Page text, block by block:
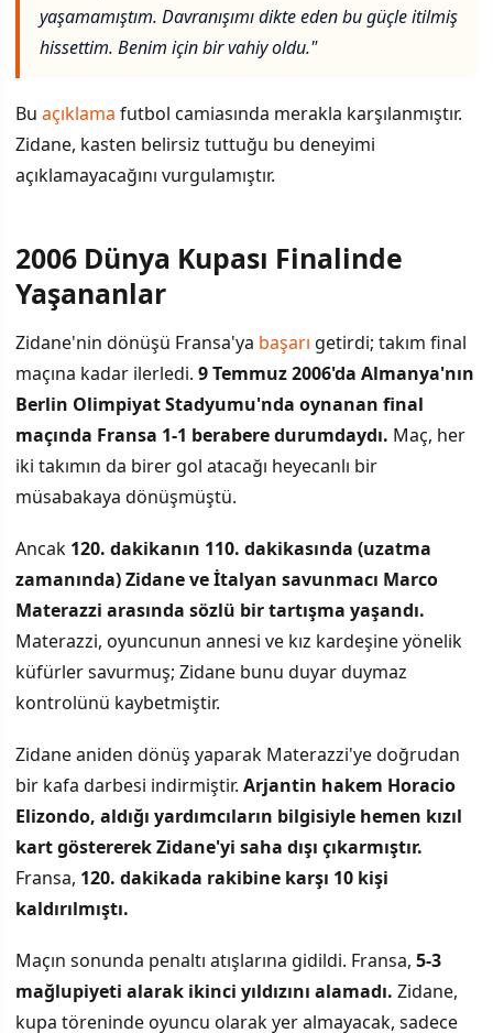
yaşamamıştım. Davranışımı dikte eden bu güçle itilmiş
hissettim. Benim için bir vahiy oldu."
Bu açıklama futbol camiasında merakla karşılanmıştır.
Zidane, kasten belirsiz tuttuğu bu deneyimi
açıklamayacağını vurgulamıştır.
2006 Dünya Kupası Finalinde
Yaşananlar
Zidane'nin dönüşü Fransa'ya başarı getirdi; takım final
maçına kadar ilerledi. 9 Temmuz 2006'da Almanya'nın
Berlin Olimpiyat Stadyumu'nda oynanan final
maçında Fransa 1-1 berabere durumdaydı. Maç, her
iki takımın da birer gol atacağı heyecanlı bir
müsabakaya dönüşmüştü.
Ancak 120. dakikanın 110. dakikasında (uzatma
zamanında) Zidane ve İtalyan savunmacı Marco
Materazzi arasında sözlü bir tartışma yaşandı.
Materazzi, oyuncunun annesi ve kız kardeşine yönelik
küfürler savurmuş; Zidane bunu duyar duymaz
kontrolünü kaybetmiştir.
Zidane aniden dönüş yaparak Materazzi'ye doğrudan
bir kafa darbesi indirmiştir. Arjantin hakem Horacio
Elizondo, aldığı yardımcıların bilgisiyle hemen kızıl
kart göstererek Zidane'yi saha dışı çıkarmıştır.
Fransa, 120. dakikada rakibine karşı 10 kişi
kaldırılmıştı.
Maçın sonunda penaltı atışlarına gidildi. Fransa, 5-3
mağlupiyeti alarak ikinci yıldızını alamadı. Zidane,
kupa töreninde oyuncu olarak yer almayacak, sadece